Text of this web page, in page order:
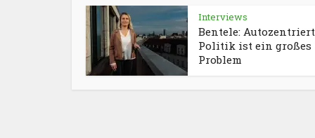
Interviews
Bentele:
Politik ist ein großes
Problem